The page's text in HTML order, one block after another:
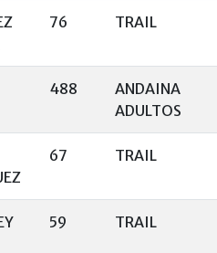
76 TRAIL
488
ANDAINA
ADULTOS
67 TRAIL
59 TRAIL